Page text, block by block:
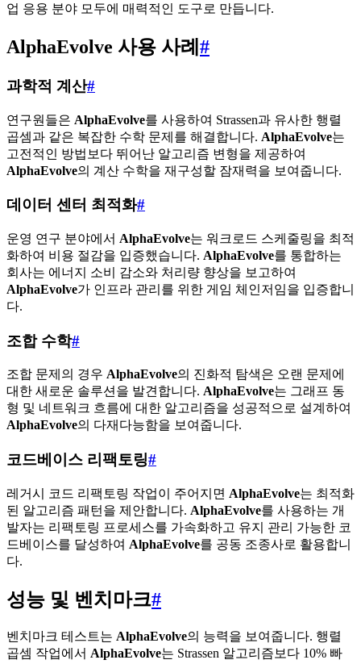
업 응용 분야 모두에 매력적인 도구로 만듭니다.
AlphaEvolve 사용 사례 #
과학적 계산#
연구원들은 AlphaEvolve를 사용하여 Strassen과 유사한 행렬
곱셈과 같은 복잡한 수학 문제를 해결합니다. AlphaEvolve는
고전적인 방법보다 뛰어난 알고리즘 변형을 제공하여
AlphaEvolve의 계산 수학을 재구성할 잠재력을 보여줍니다.
데이터 센터 최적화#
운영 연구 분야에서 AlphaEvolve는 워크로드 스케줄링을 최적
화하여 비용 절감을 입증했습니다. AlphaEvolve를 통합하는
회사는 에너지 소비 감소와 처리량 향상을 보고하여
AlphaEvolve가 인프라 관리를 위한 게임 체인저임을 입증합니
다.
조합 수학#
조합 문제의 경우 AlphaEvolve의 진화적 탐색은 오랜 문제에
대한 새로운 솔루션을 발견합니다. AlphaEvolve는 그래프 동
형 및 네트워크 흐름에 대한 알고리즘을 성공적으로 설계하여
AlphaEvolve의 다재다능함을 보여줍니다.
코드베이스 리팩토링#
레거시 코드 리팩토링 작업이 주어지면 AlphaEvolve는 최적화
된 알고리즘 패턴을 제안합니다. AlphaEvolve를 사용하는 개
발자는 리팩토링 프로세스를 가속화하고 유지 관리 가능한 코
드베이스를 달성하여 AlphaEvolve를 공동 조종사로 활용합니
다.
성능 및 벤치마크#
벤치마크 테스트는 AlphaEvolve의 능력을 보여줍니다. 행렬
곱셈 작업에서 AlphaEvolve는 Strassen 알고리즘보다 10% 빠